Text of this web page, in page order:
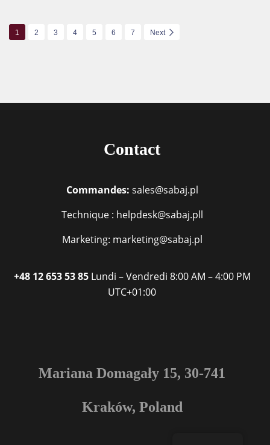
1 2 3 4 5 6 7 Next
Contact
Commandes: sales@sabaj.pl
Technique : helpdesk@sabaj.pll
Marketing: marketing@sabaj.pl
+48 12 653 53 85 Lundi – Vendredi 8:00 AM – 4:00 PM
UTC+01:00
Mariana Domagały 15, 30-741
Kraków, Poland